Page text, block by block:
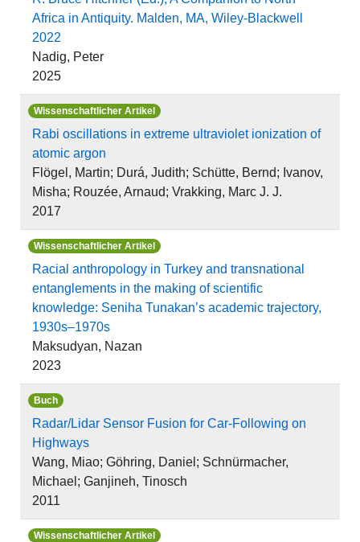
Africa in Antiquity. Malden, MA, Wiley-Blackwell
2022
Nadig, Peter
2025
Wissenschaftlicher Artikel
Rabi oscillations in extreme ultraviolet ionization of
atomic argon
Flögel, Martin; Durá, Judith; Schütte, Bernd; Ivanov,
Misha; Rouzée, Arnaud; Vrakking, Marc J. J.
2017
Wissenschaftlicher Artikel
Racial anthropology in Turkey and transnational
entanglements in the making of scientific
knowledge: Seniha Tunakan’s academic trajectory,
1930s–1970s
Maksudyan, Nazan
2023
Buch
Radar/Lidar Sensor Fusion for Car-Following on
Highways
Wang, Miao; Göhring, Daniel; Schnürmacher,
Michael; Ganjineh, Tinosch
2011
Wissenschaftlicher Artikel